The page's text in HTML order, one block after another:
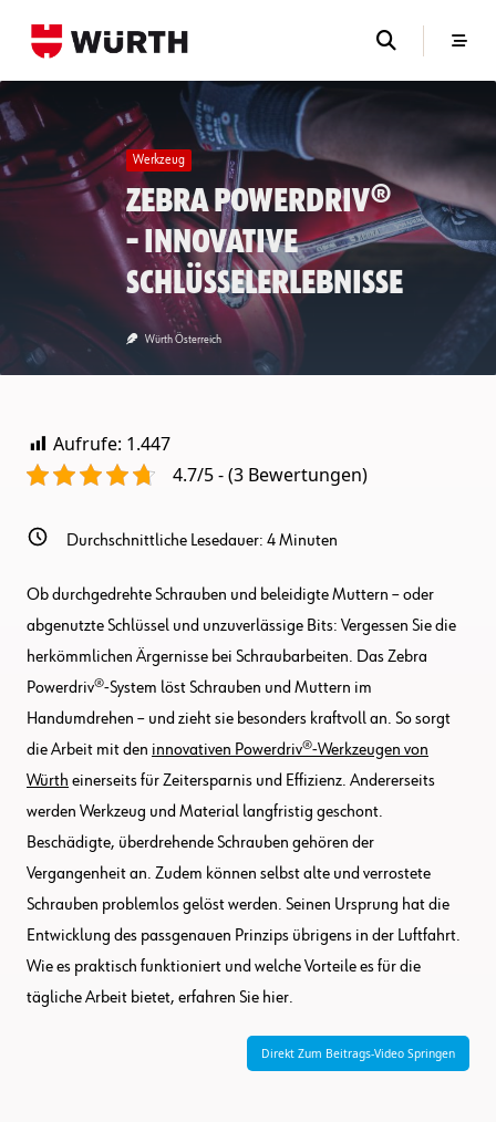
Werkzeug
Zebra Powerdriv®
– Innovative
Schlüsselerlebnisse
Würth Österreich
Aufrufe: 1.447
4.7/5 - (3 Bewertungen)
Durchschnittliche Lesedauer: 4Minuten
Ob durchgedrehte Schrauben und beleidigte Muttern – oder
abgenutzte Schlüssel und unzuverlässige Bits: Vergessen Sie die
herkömmlichen Ärgernisse bei Schraubarbeiten. Das Zebra
Powerdriv®-System löst Schrauben und Muttern im
Handumdrehen – und zieht sie besonders kraftvoll an. So sorgt
die Arbeit mit den innovativen Powerdriv®-Werkzeugen von
Würth einerseits für Zeitersparnis und Effizienz. Andererseits
werden Werkzeug und Material langfristig geschont.
Beschädigte, überdrehende Schrauben gehören der
Vergangenheit an. Zudem können selbst alte und verrostete
Schrauben problemlos gelöst werden. Seinen Ursprung hat die
Entwicklung des passgenauen Prinzips übrigens in der Luftfahrt.
Wie es praktisch funktioniert und welche Vorteile es für die
tägliche Arbeit bietet, erfahren Sie hier.
Direkt Zum Beitrags-Video Springen